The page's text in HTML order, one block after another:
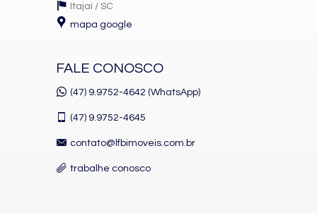
Espaço Gourmet
Espaço Fitness
Portão Eletrônico
Brinquedoteca
Piscina Infantil
Câmeras de Segurança
Itajaí / SC
mapa google
FALE CONOSCO
(47) 9.9752-4642 (WhatsApp)
(47) 9.9752-4645
contato@lfbimoveis.com.br
trabalhe conosco